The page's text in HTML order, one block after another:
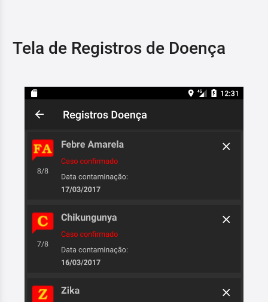
Tela de Registros de Doença